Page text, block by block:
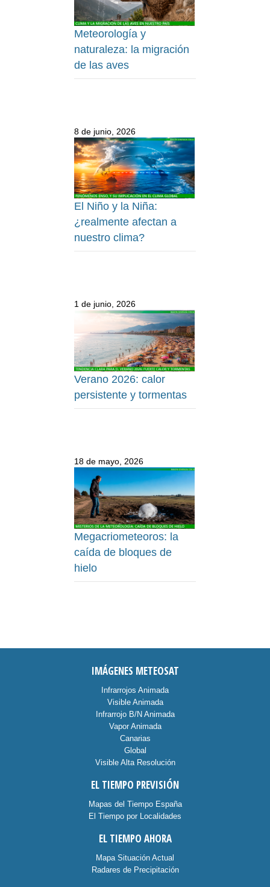
Meteorología y
naturaleza: la migración
de las aves
8 de junio, 2026
El Niño y la Niña:
¿realmente afectan a
nuestro clima?
1 de junio, 2026
Verano 2026: calor
persistente y tormentas
18 de mayo, 2026
Megacriometeoros: la
caída de bloques de
hielo
IMÁGENES METEOSAT
Infrarrojos Animada
Visible Animada
Infrarrojo B/N Animada
Vapor Animada
Canarias
Global
Visible Alta Resolución
EL TIEMPO PREVISIÓN
Mapas del Tiempo España
El Tiempo por Localidades
EL TIEMPO AHORA
Mapa Situación Actual
Radares de Precipitación